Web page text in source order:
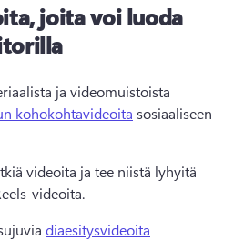
joita voi luoda
ja videomuistoista
kohokohtavideoita sosiaaliseen
videoita ja tee niistä lyhyitä
videoita.
diaesitysvideoita